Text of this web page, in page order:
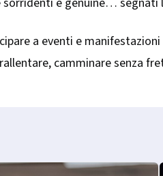
a eventi e
camminare senza